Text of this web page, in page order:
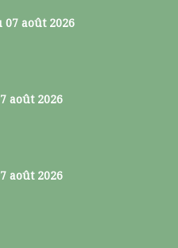
07 août 2026
août 2026
août 2026